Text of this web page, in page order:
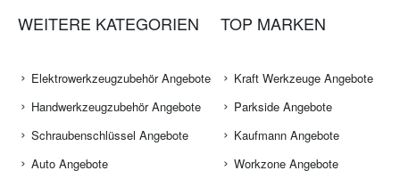
WEITERE KATEGORIEN
Elektrowerkzeugzubehör Angebote
Handwerkzeugzubehör Angebote
Schraubenschlüssel Angebote
Auto Angebote
TOP MARKEN
Kraft Werkzeuge Angebote
Parkside Angebote
Kaufmann Angebote
Workzone Angebote